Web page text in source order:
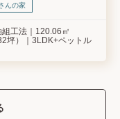
んの家
組工法
120.06㎡
坪）
3LDK+ペットル